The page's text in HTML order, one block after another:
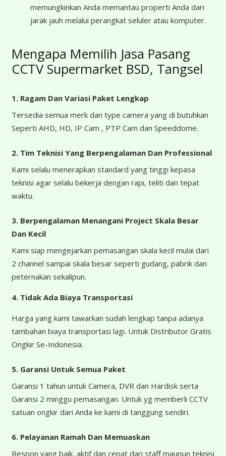
memungkinkan Anda memantau properti Anda dari
jarak jauh melalui perangkat seluler atau komputer.
Mengapa Memilih Jasa Pasang
CCTV Supermarket BSD, Tangsel
1. Ragam Dan Variasi Paket Lengkap
Tersedia semua merk dan type camera yang di butuhkan
Seperti AHD, HD, IP Cam , PTP Cam dan Speeddome.
2. Tim Teknisi Yang Berpengalaman Dan Professional
Kami selalu menerapkan standard yang tinggi kepasa
teknisi agar selalu bekerja dengan rapi, teliti dan tepat
waktu.
3. Berpengalaman Menangani Project Skala Besar
Dan Kecil
Kami siap mengejarkan pemasangan skala kecil mulai dari
2 channel sampai skala besar seperti gudang, pabrik dan
peternakan sekalipun.
4. Tidak Ada Biaya Transportasi
Harga yang kami tawarkan sudah lengkap tanpa adanya
tambahan biaya transportasi lagi. Untuk Distributor Gratis
Ongkir Se-Indonesia.
5. Garansi Untuk Semua Paket
Garansi 1 tahun untuk Camera, DVR dan Hardisk serta
Garansi 2 minggu pemasangan. Untuk yg memberli CCTV
satuan ongkir dari Anda ke kami di tanggung sendiri.
6. Pelayanan Ramah Dan Memuaskan
Respon yang baik, aktif dan cepat dari staff maupun teknisi